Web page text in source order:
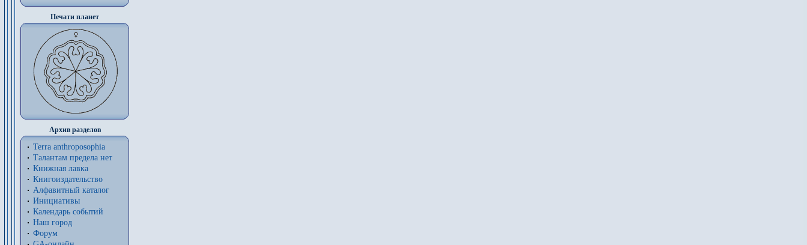
Печати планет
Архив разделов
Terra anthroposophia
Талантам предела нет
Книжная лавка
Книгоиздательство
Алфавитный каталог
Инициативы
Календарь событий
Наш город
Форум